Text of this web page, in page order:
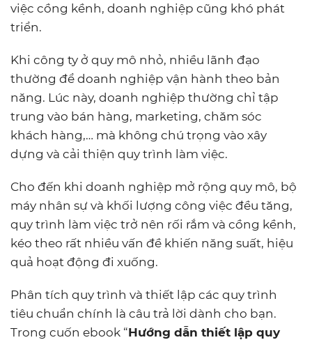
việc cồng kềnh, doanh nghiệp cũng khó phát
triển.
Khi công ty ở quy mô nhỏ, nhiều lãnh đạo
thường để doanh nghiệp vận hành theo bản
năng. Lúc này, doanh nghiệp thường chỉ tập
trung vào bán hàng, marketing, chăm sóc
khách hàng,… mà không chú trọng vào xây
dựng và cải thiện quy trình làm việc.
Cho đến khi doanh nghiệp mở rộng quy mô, bộ
máy nhân sự và khối lượng công việc đều tăng,
quy trình làm việc trở nên rối rắm và cồng kềnh,
kéo theo rất nhiều vấn đề khiến năng suất, hiệu
quả hoạt động đi xuống.
Phân tích quy trình và thiết lập các quy trình
tiêu chuẩn chính là câu trả lời dành cho bạn.
Trong cuốn ebook “Hướng dẫn thiết lập quy